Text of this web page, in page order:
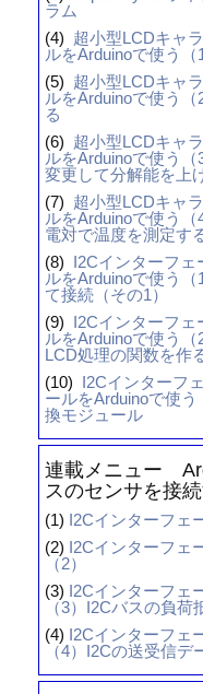
ラム
(4) 超小型LCDキャ
ルをArduinoで使う（
(5) 超小型LCDキャ
ルをArduinoで使う
る
(6) 超小型LCDキャ
ルをArduinoで使う
変更して分解能を上
(7) 超小型LCDキャ
ルをArduinoで使う
電対で温度を測定す
(8)
I2Cインターフ
ルをArduinoで使う
て接続（その1）
(9)
I2Cインターフ
ルをArduinoで使う
LCD処理の関数を作
(10)
I2Cインターフ
ールをArduinoで使
換モジュール
連載メニュー
スのセンサを接
(1) I2Cインターフェ
(2) I2Cインターフェ
（2）
(3) I2Cインターフェ
（3）I2Cバスの負荷
(4) I2Cインターフェ
（4）I2Cの送受信デ